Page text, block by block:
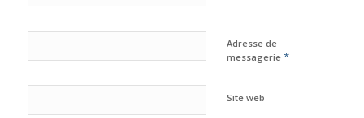
Adresse de
messagerie *
Site web